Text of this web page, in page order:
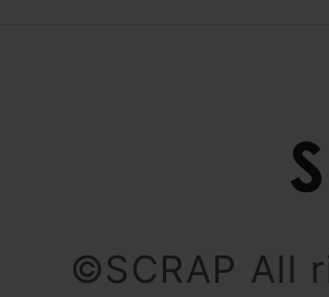
©SCRAP